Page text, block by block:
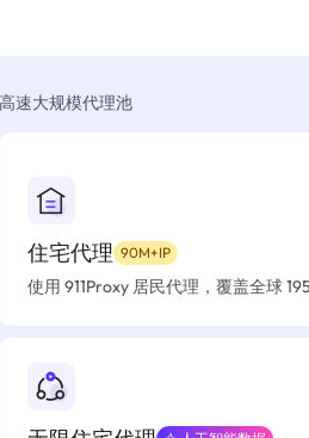
高速大规模代理池
住宅代理 90M+IP
使用 911Proxy 居民代理，覆盖全球